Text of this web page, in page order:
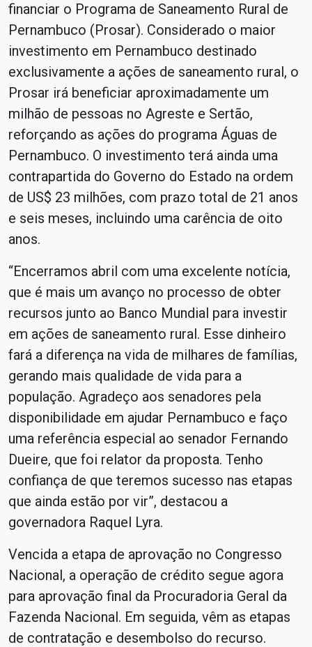
financiar o Programa de Saneamento Rural de
Pernambuco (Prosar). Considerado o maior
investimento em Pernambuco destinado
exclusivamente a ações de saneamento rural, o
Prosar irá beneficiar aproximadamente um
milhão de pessoas no Agreste e Sertão,
reforçando as ações do programa Águas de
Pernambuco. O investimento terá ainda uma
contrapartida do Governo do Estado na ordem
de US$ 23 milhões, com prazo total de 21 anos
e seis meses, incluindo uma carência de oito
anos.
“Encerramos abril com uma excelente notícia,
que é mais um avanço no processo de obter
recursos junto ao Banco Mundial para investir
em ações de saneamento rural. Esse dinheiro
fará a diferença na vida de milhares de famílias,
gerando mais qualidade de vida para a
população. Agradeço aos senadores pela
disponibilidade em ajudar Pernambuco e faço
uma referência especial ao senador Fernando
Dueire, que foi relator da proposta. Tenho
confiança de que teremos sucesso nas etapas
que ainda estão por vir”, destacou a
governadora Raquel Lyra.
Vencida a etapa de aprovação no Congresso
Nacional, a operação de crédito segue agora
para aprovação final da Procuradoria Geral da
Fazenda Nacional. Em seguida, vêm as etapas
de contratação e desembolso do recurso.